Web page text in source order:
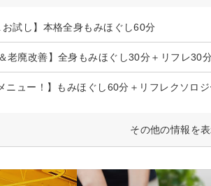
お試し】本格全身もみほぐし60分
老廃改善】全身もみほぐし30分＋リフレ30
ニュー！】もみほぐし60分＋リフレクソロ
その他の情報を